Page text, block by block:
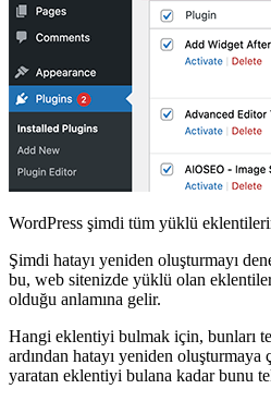
WordPress şimdi tüm yüklü
Şimdi hatayı yeniden oluşturmayı
bu, web sitenizde yüklü olan
olduğu anlamına gelir.
Hangi eklentiyi bulmak için, bunları
ardından hatayı yeniden oluşturmaya
yaratan eklentiyi bulana kadar bunu